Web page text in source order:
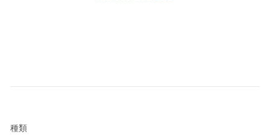
種類